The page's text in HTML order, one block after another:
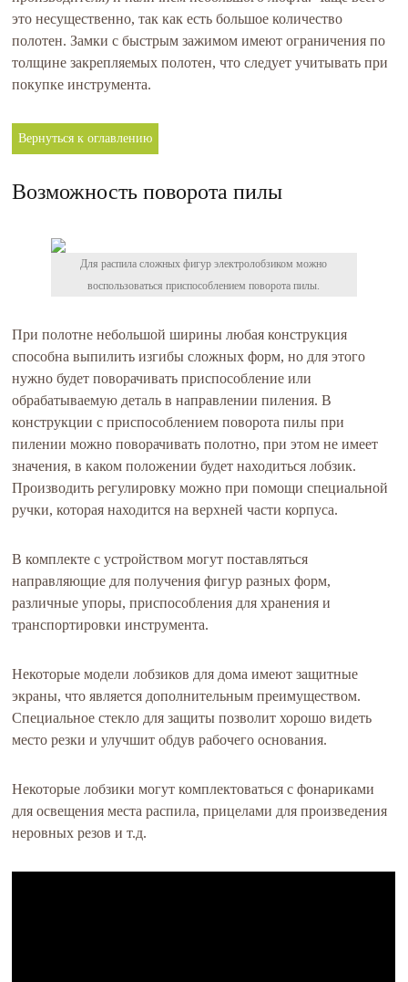
это несущественно, так как есть большое количество
полотен. Замки с быстрым зажимом имеют ограничения по
толщине закрепляемых полотен, что следует учитывать при
покупке инструмента.
Вернуться к оглавлению
Возможность поворота пилы
Для распила сложных фигур электролобзиком можно
воспользоваться приспособлением поворота пилы.
При полотне небольшой ширины любая конструкция
способна выпилить изгибы сложных форм, но для этого
нужно будет поворачивать приспособление или
обрабатываемую деталь в направлении пиления. В
конструкции с приспособлением поворота пилы при
пилении можно поворачивать полотно, при этом не имеет
значения, в каком положении будет находиться лобзик.
Производить регулировку можно при помощи специальной
ручки, которая находится на верхней части корпуса.
В комплекте с устройством могут поставляться
направляющие для получения фигур разных форм,
различные упоры, приспособления для хранения и
транспортировки инструмента.
Некоторые модели лобзиков для дома имеют защитные
экраны, что является дополнительным преимуществом.
Специальное стекло для защиты позволит хорошо видеть
место резки и улучшит обдув рабочего основания.
Некоторые лобзики могут комплектоваться с фонариками
для освещения места распила, прицелами для произведения
неровных резов и т.д.